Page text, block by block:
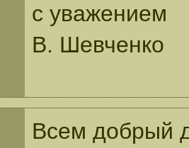
с уважением
В. Шевченко
Всем добрый